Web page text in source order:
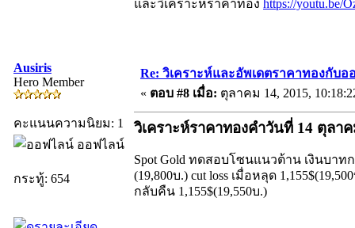
และวิเคราะห์ราคาทอง https://youtu.be/
Ausiris
Hero Member
คะแนนความนิยม: 1
ออฟไลน์
กระทู้: 654
Re: วิเคราะห์และอัพเดตราคาทองกับ
« ตอบ #8 เมื่อ: ตุลาคม 14, 2015,
วิเคราะห์ราคาทองคำวันที่ 14 ตุลา
Spot Gold ทดสอบโซนแนวต้าน เงินบาท
(19,800บ.) cut loss เมื่อหลุด
กลับคืน 1,155$(19,550บ.)